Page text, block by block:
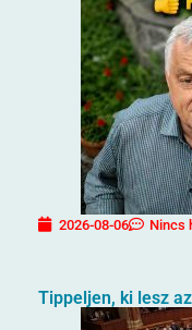
2026-08-06 Nincs
Tippeljen, ki lesz